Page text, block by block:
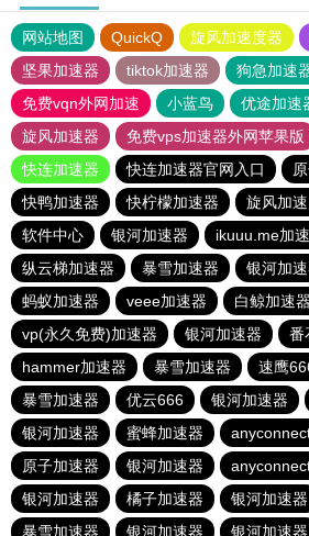
网站地图 QuickQ 旋风加速度器
坚果加速器
tiktok加速器
狗急加速
免费vqn外网加速
小蓝鸟 优途加速
旋风加速器
免费vps加速器外网苹果版
快连加速器
快连加速器官网入口
快鸭加速器
快柠檬加速器 旋风加
软件中心
银河加速器
ikuuu.me加
纵云梯加速器
暴雪加速器 银河加
蚂蚁加速器
veee加速器
白鲸加速器
vp(永久免费)加速器
银河加速器
番
hammer加速器
暴雪加速器 速鹰
暴雪加速器
优云666 银河加速器
银河加速器
蜜蜂加速器
原子加速器
银河加速器
银河加速器
橘子加速器 银河加速器
暴雪加速器
银河加速器 银河加速器